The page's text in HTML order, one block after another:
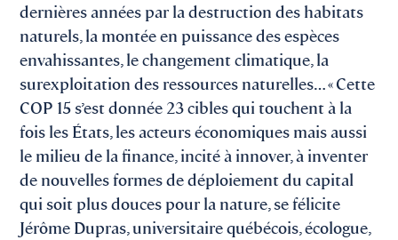
dernières années par la destruction des habitats
naturels, la montée en puissance des espèces
envahissantes, le changement climatique, la
surexploitation des ressources naturelles… « Cette
COP 15 s’est donnée 23 cibles qui touchent à la
fois les États, les acteurs économiques mais aussi
le milieu de la finance, incité à innover, à inventer
de nouvelles formes de déploiement du capital
qui soit plus douces pour la nature, se félicite
Jérôme Dupras, universitaire québécois, écologue,